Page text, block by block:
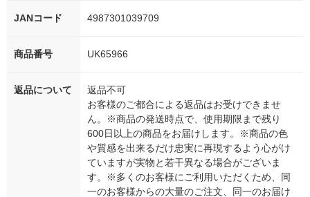
JANコード 4987301039709
商品番号 UK65966
返品について
返品不可
お客様のご都合による返品はお受けできませ
ん。※商品の発送時点で、使用期限まで残り
600日以上の商品をお届けします。※商品の色
や質感を出来るだけ忠実に再現するよう心がけ
ていますが実物と若干異なる場合がございま
す。※多くのお客様にご利用いただくため、同
一のお客様からの大量のご注文、同一のお届け